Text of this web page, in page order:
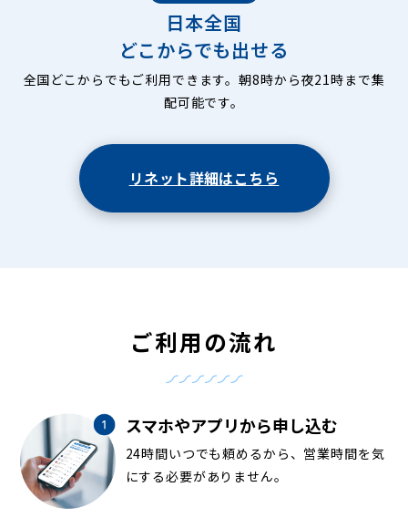
日本全国
どこからでも出せる
全国どこからでもご利用できます。朝8時から夜21時まで集
配可能です。
リネット詳細はこちら
ご利用の流れ
スマホやアプリから申し込む
24時間いつでも頼めるから、営業時間を気
にする必要がありません。